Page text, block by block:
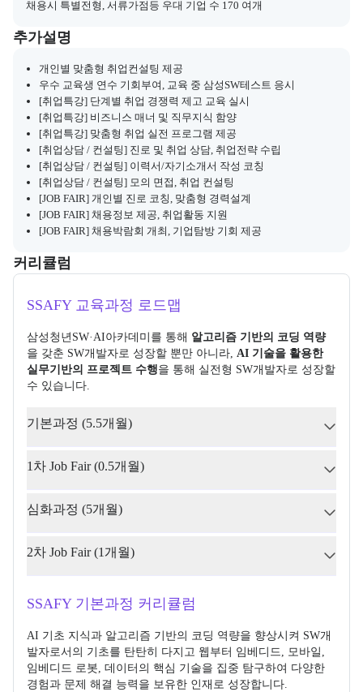
채용 연계와 관련된 추가 안내 내용을 마크다운 형식으로 제공한다.
채용시 특별전형, 서류가점등 우대 기업 수 170 여개
추가설명
부트캠프와 관련된 추가 안내 및 참고 사항을 제공한다.
개인별 맞춤형 취업컨설팅 제공
우수 교육생 연수 기회부여, 교육 중 삼성SW테스트 응시
[취업특강] 단계별 취업 경쟁력 제고 교육 실시
[취업특강] 비즈니스 매너 및 직무지식 함양
[취업특강] 맞춤형 취업 실전 프로그램 제공
[취업상담 / 컨설팅] 진로 및 취업 상담, 취업전략 수립
[취업상담 / 컨설팅] 이력서/자기소개서 작성 코칭
[취업상담 / 컨설팅] 모의 면접, 취업 컨설팅
[JOB FAIR] 개인별 진로 코칭, 맞춤형 경력설계
[JOB FAIR] 채용정보 제공, 취업활동 지원
[JOB FAIR] 채용박람회 개최, 기업탐방 기회 제공
커리큘럼
교육과정의 커리큘럼 정보를 안내한다.
커리큘럼
SSAFY 교육과정 로드맵
삼성청년SW·AI아카데미를 통해 알고리즘 기반의 코딩 역량
을 갖춘 SW개발자로 성장할 뿐만 아니라, AI 기술을 활용한
실무기반의 프로젝트 수행을 통해 실전형 SW개발자로 성장할
수 있습니다.
기본과정 (5.5개월)
1차 Job Fair (0.5개월)
심화과정 (5개월)
2차 Job Fair (1개월)
SSAFY 기본과정 커리큘럼
AI 기초 지식과 알고리즘 기반의 코딩 역량을 향상시켜 SW개
발자로서의 기초를 탄탄히 다지고 웹부터 임베디드, 모바일,
임베디드 로봇, 데이터의 핵심 기술을 집중 탐구하여 다양한
경험과 문제 해결 능력을 보유한 인재로 성장합니다.